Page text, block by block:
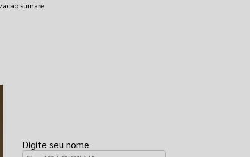
sumare
Digite seu nome